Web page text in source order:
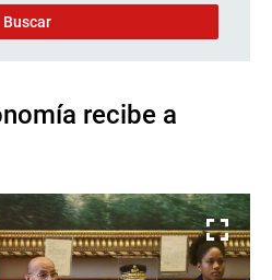
recibe a